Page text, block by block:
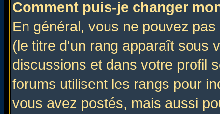
Comment puis-je changer
En général, vous ne pouvez
(le titre d'un rang apparaît sous
discussions et dans votre profil
forums utilisent les rangs pour
vous avez postés, mais aussi